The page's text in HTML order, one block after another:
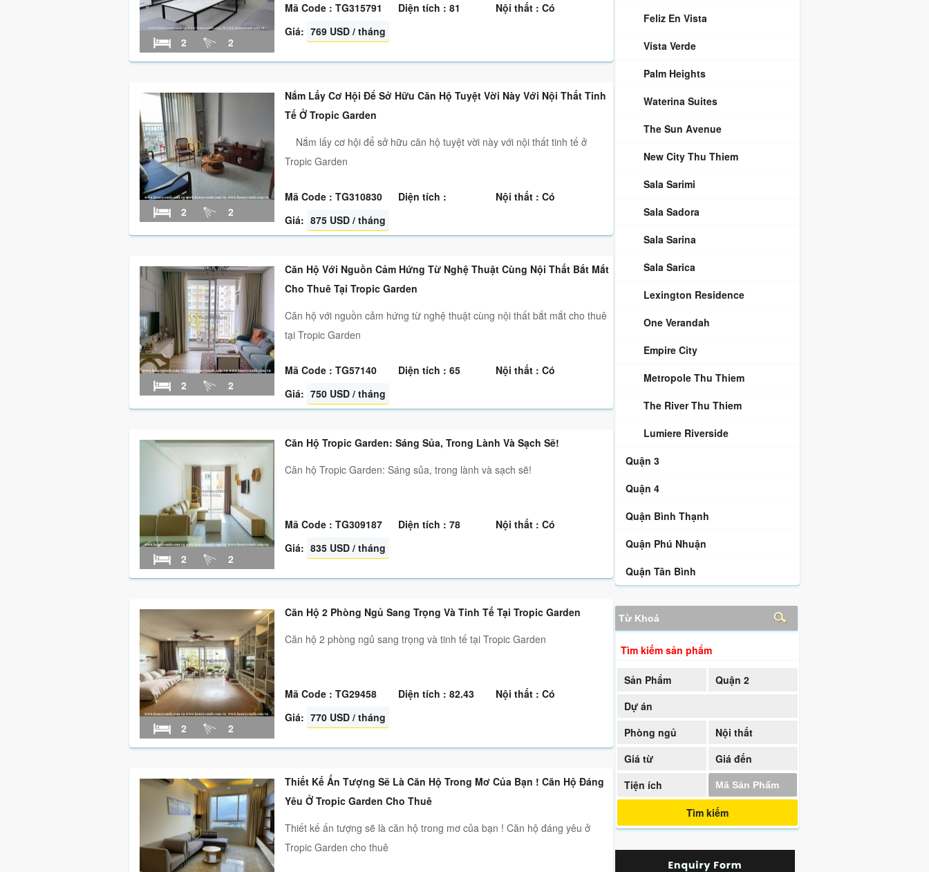
2 2
Mã Code : TG315791 Diện tích : 81
Nội thất : Có
Giá: 769 USD / tháng
2 2
Nắm Lấy Cơ Hội Để Sở Hữu Căn Hộ Tuyệt Vời Này Với Nội Thất Tinh
Tế Ở Tropic Garden
Nắm lấy cơ hội để sở hữu căn hộ tuyệt vời này với nội thất tinh tế ở
Tropic Garden
Mã Code : TG310830 Diện tích :
Nội thất : Có
Giá: 875 USD / tháng
2 2
Căn Hộ Với Nguồn Cảm Hứng Từ Nghệ Thuật Cùng Nội Thất Bắt Mắt
Cho Thuê Tại Tropic Garden
Căn hộ với nguồn cảm hứng từ nghệ thuật cùng nội thất bắt mắt cho thuê
tại Tropic Garden
Mã Code : TG57140 Diện tích : 65
Nội thất : Có
Giá: 750 USD / tháng
2 2
Căn Hộ Tropic Garden: Sáng Sủa, Trong Lành Và Sạch Sẽ!
Căn hộ Tropic Garden: Sáng sủa, trong lành và sạch sẽ!
Mã Code : TG309187 Diện tích : 78
Nội thất : Có
Giá: 835 USD / tháng
2 2
Căn Hộ 2 Phòng Ngủ Sang Trọng Và Tinh Tế Tại Tropic Garden
Căn hộ 2 phòng ngủ sang trọng và tinh tế tại Tropic Garden
Mã Code : TG29458 Diện tích : 82.43
Nội thất : Có
Giá: 770 USD / tháng
Thiết Kế Ấn Tượng Sẽ Là Căn Hộ Trong Mơ Của Bạn ! Căn Hộ Đáng
Yêu Ở Tropic Garden Cho Thuê
Thiết kế ấn tượng sẽ là căn hộ trong mơ của bạn ! Căn hộ đáng yêu ở
Tropic Garden cho thuê
Feliz En Vista
Vista Verde
Palm Heights
Waterina Suites
The Sun Avenue
New City Thu Thiem
Sala Sarimi
Sala Sadora
Sala Sarina
Sala Sarica
Lexington Residence
One Verandah
Empire City
Metropole Thu Thiem
The River Thu Thiem
Lumiere Riverside
Quận 3
Quận 4
Quận Bình Thạnh
Quận Phú Nhuận
Quận Tân Bình
Tìm kiếm sản phẩm
Sản Phẩm
Quận 2
Dự án
Phòng ngủ
Nội thất
Giá từ
Giá đến
Tiện ích